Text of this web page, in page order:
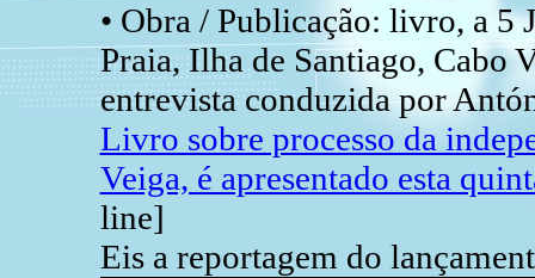
• Obra / Publicação: livro, a 5
Praia, Ilha de Santiago, Cabo
entrevista conduzida por
Livro sobre processo da
Veiga, é apresentado esta
line]
Eis a reportagem do